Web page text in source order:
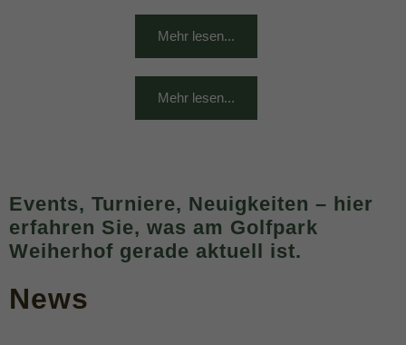
Mehr lesen...
Mehr lesen...
Events, Turniere, Neuigkeiten – hier
erfahren Sie, was am Golfpark
Weiherhof gerade aktuell ist. ​
News